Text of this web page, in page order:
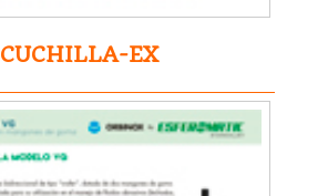
CUCHILLA-EX